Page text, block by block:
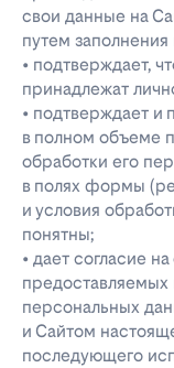
свои данные на
путем
• подтверждает,
принадлежат
• подтверждает и
в полном объеме
обработки его
в полях формы
и условия
понятны;
• дает согласие
персональных
и Сайтом
последующего